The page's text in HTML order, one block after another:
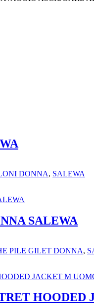
DONNA, SALEWA
SALEWA
PILE GILET DONNA,
HOODED